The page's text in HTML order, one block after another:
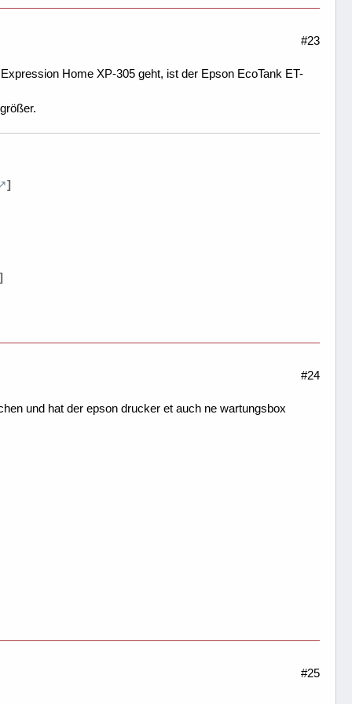
#23
Home XP-305 geht, ist der Epson EcoTank ET-
]
#24
und hat der epson drucker et auch ne wartungsbox
#25